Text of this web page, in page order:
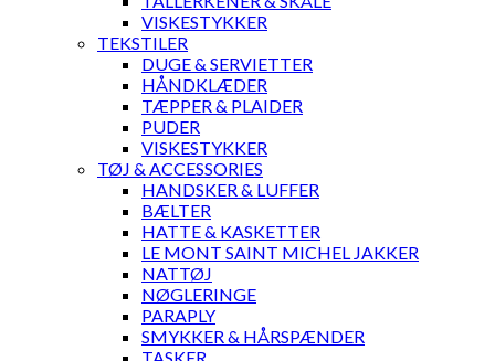
VISKESTYKKER
TEKSTILER
DUGE & SERVIETTER
HÅNDKLÆDER
TÆPPER & PLAIDER
PUDER
VISKESTYKKER
TØJ & ACCESSORIES
HANDSKER & LUFFER
BÆLTER
HATTE & KASKETTER
LE MONT SAINT MICHEL JAKKER
NATTØJ
NØGLERINGE
PARAPLY
SMYKKER & HÅRSPÆNDER